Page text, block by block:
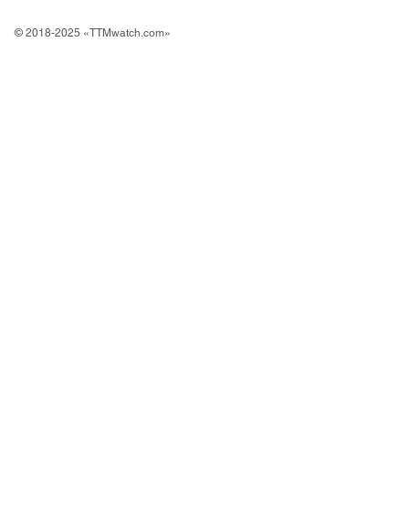
© 2018-2025 «TTMwatch.com»